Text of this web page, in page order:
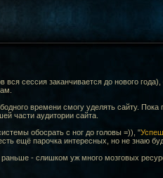
сессия заканчивается до нового года),
времени смогу уделять сайту. Пока
части аудитории сайта.
обосрать с ног до головы =)), "
ещё парочка интересных, но не знаю
раньше - слишком уж много мозговых